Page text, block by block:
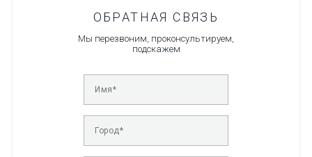
ОБРАТНАЯ СВЯЗЬ
Мы перезвоним, проконсультируем,
подскажем